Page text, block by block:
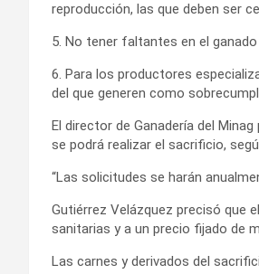
reproducción, las que deben ser
5. No tener faltantes en el ganado
6. Para los productores
del que generen como
El director de Ganadería del
se podrá realizar el sacrificio,
“Las solicitudes se harán
Gutiérrez Velázquez precisó que
sanitarias y a un precio fijado de
Las carnes y derivados del